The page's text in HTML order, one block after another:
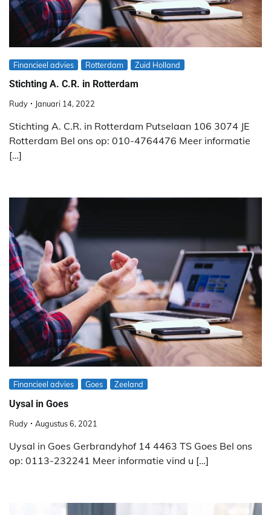
Financieel advies Rotterdam Zuid Holland
Stichting A. C.R. in Rotterdam
Rudy Januari 14, 2022
Stichting A. C.R. in Rotterdam Putselaan 106 3074 JE
Rotterdam Bel ons op: 010-4764476 Meer informatie
[…]
Financieel advies Goes Zeeland
Uysal in Goes
Rudy Augustus 6, 2021
Uysal in Goes Gerbrandyhof 14 4463 TS Goes Bel ons
op: 0113-232241 Meer informatie vind u […]